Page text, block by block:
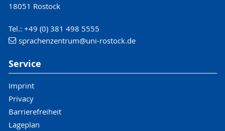
18051 Rostock
Tel.: +49 (0) 381 498 5555
sprachenzentrum@uni-rostock.de
Service
Imprint
Privacy
Barrierefreiheit
Lageplan